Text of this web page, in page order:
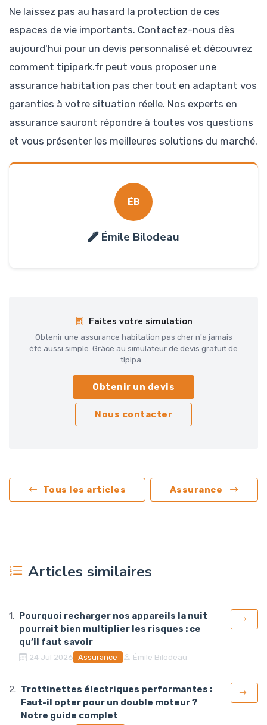
Ne laissez pas au hasard la protection de ces
espaces de vie importants. Contactez-nous dès
aujourd'hui pour un devis personnalisé et découvrez
comment tipipark.fr peut vous proposer une
assurance habitation pas cher tout en adaptant vos
garanties à votre situation réelle. Nos experts en
assurance sauront répondre à toutes vos questions
et vous présenter les meilleures solutions du marché.
ÉB
Émile Bilodeau
Faites votre simulation
Obtenir une assurance habitation pas cher n'a jamais
été aussi simple. Grâce au simulateur de devis gratuit de
tipipa...
Obtenir un devis
Nous contacter
Tous les articles Assurance
Articles similaires
Pourquoi recharger nos appareils la nuit
pourrait bien multiplier les risques : ce
qu’il faut savoir
24 Jul 2026 Assurance Émile Bilodeau
Trottinettes électriques performantes :
Faut-il opter pour un double moteur ?
Notre guide complet